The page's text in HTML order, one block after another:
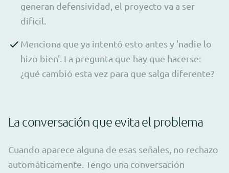
generan defensividad, el proyecto va a ser
difícil.
Menciona que ya intentó esto antes y 'nadie lo
hizo bien'. La pregunta que hay que hacerse:
¿qué cambió esta vez para que salga diferente?
La conversación que evita el problema
Cuando aparece alguna de esas señales, no rechazo
automáticamente. Tengo una conversación